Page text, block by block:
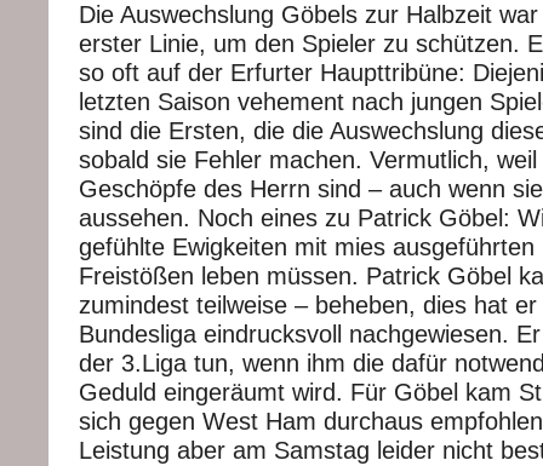
Die Auswechslung Göbels zur Halbzeit
erster Linie, um den Spieler zu schützen.
so oft auf der Erfurter Haupttribüne:
letzten Saison vehement nach jungen
sind die Ersten, die die Auswechslung
sobald sie Fehler machen. Vermutlich,
Geschöpfe des Herrn sind – auch wenn
aussehen. Noch eines zu Patrick Göbel:
gefühlte Ewigkeiten mit mies ausgeführten
Freistößen leben müssen. Patrick Göbel
zumindest teilweise – beheben, dies hat
Bundesliga eindrucksvoll nachgewiesen.
der 3.Liga tun, wenn ihm die dafür
Geduld eingeräumt wird. Für Göbel kam
sich gegen West Ham durchaus
Leistung aber am Samstag leider nicht